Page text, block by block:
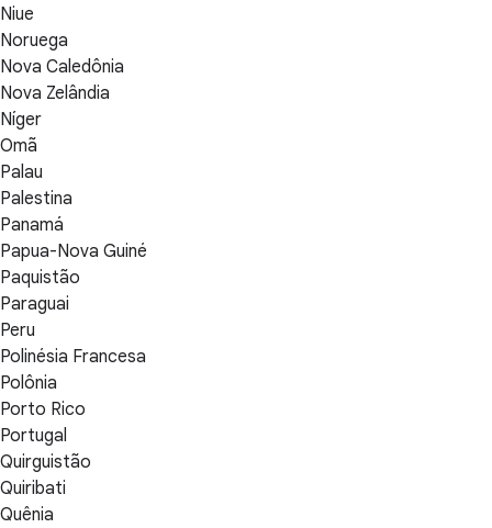
Niue
Noruega
Nova Caledônia
Nova Zelândia
Níger
Omã
Palau
Palestina
Panamá
Papua-Nova Guiné
Paquistão
Paraguai
Peru
Polinésia Francesa
Polônia
Porto Rico
Portugal
Quirguistão
Quiribati
Quênia